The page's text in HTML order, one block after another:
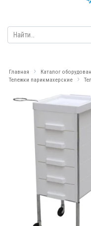
Search
for:
Главная Каталог
Тележки парикмахерские